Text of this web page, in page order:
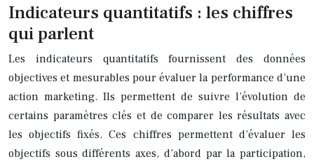
Indicateurs quantitatifs : les chiffres
qui parlent
Les indicateurs quantitatifs fournissent des données
objectives et mesurables pour évaluer la performance d’une
action marketing. Ils permettent de suivre l’évolution de
certains paramètres clés et de comparer les résultats avec
les objectifs fixés. Ces chiffres permettent d’évaluer les
objectifs sous différents axes, d’abord par la participation,